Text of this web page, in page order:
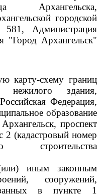
Архангельска,
городской
Администрация
"Город Архангельск"
карту-схему границ
нежилого здания,
Федерация,
образование
проспект
2 (кадастровый номер
строительства
иным законным
сооружений,
в пункте 1